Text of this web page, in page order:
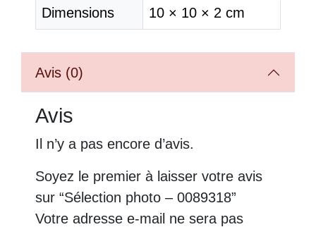
Dimensions 10 × 10 × 2 cm
Avis (0)
Avis
Il n’y a pas encore d’avis.
Soyez le premier à laisser votre avis
sur “Sélection photo – 0089318”
Votre adresse e-mail ne sera pas